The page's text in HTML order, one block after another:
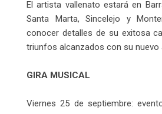
El artista vallenato estará en
Santa Marta, Sincelejo y
conocer detalles de su exitosa
triunfos alcanzados con su nuevo
GIRA MUSICAL
Viernes 25 de septiembre: